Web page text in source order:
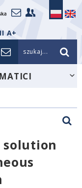
A+
szukaj...
solution